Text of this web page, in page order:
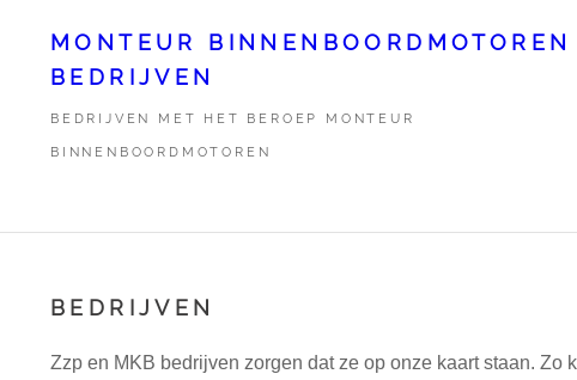
MONTEUR BINNENBOORDMOTOREN
BEDRIJVEN
BEDRIJVEN MET HET BEROEP MONTEUR
BINNENBOORDMOTOREN
BEDRIJVEN
Zzp en MKB bedrijven zorgen dat ze op onze kaart staan. Zo